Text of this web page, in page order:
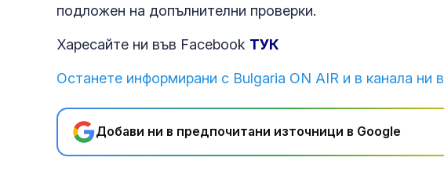
подложен на допълнителни проверки.
Харесайте ни във Facebook ТУК
Останете информирани с Bulgaria ON AIR и в канала ни в
Добави ни в предпочитани източници в Google